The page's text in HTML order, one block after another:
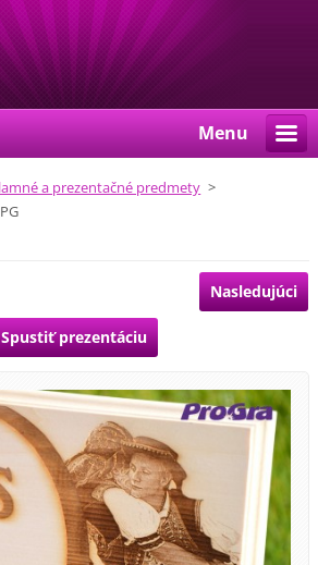
Menu
a prezentačné predmety >
Nasledujúci
Spustiť prezentáciu